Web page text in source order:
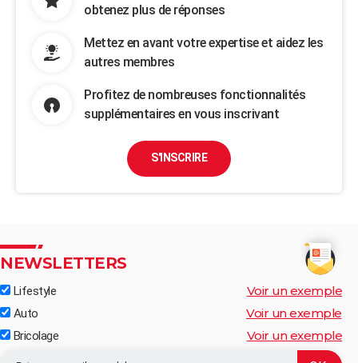
obtenez plus de réponses
Mettez en avant votre expertise et aidez les
autres membres
Profitez de nombreuses fonctionnalités
supplémentaires en vous inscrivant
S'INSCRIRE
NEWSLETTERS
Lifestyle Voir un exemple
Auto Voir un exemple
Bricolage Voir un exemple